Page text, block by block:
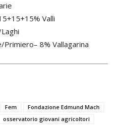
Valli
8% Vallagarina
Fem
Fondazione Edmund Mach
osservatorio giovani agricoltori